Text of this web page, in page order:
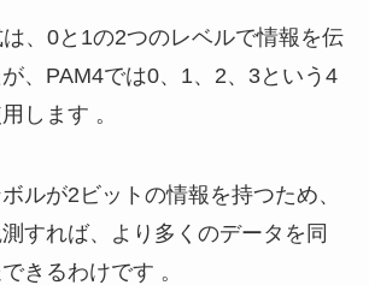
、0と1の2つのレベルで情報を伝
、PAM4では0、1、2、3という4
します 。
ルが2ビットの情報を持つため、
すれば、より多くのデータを同
きるわけです 。